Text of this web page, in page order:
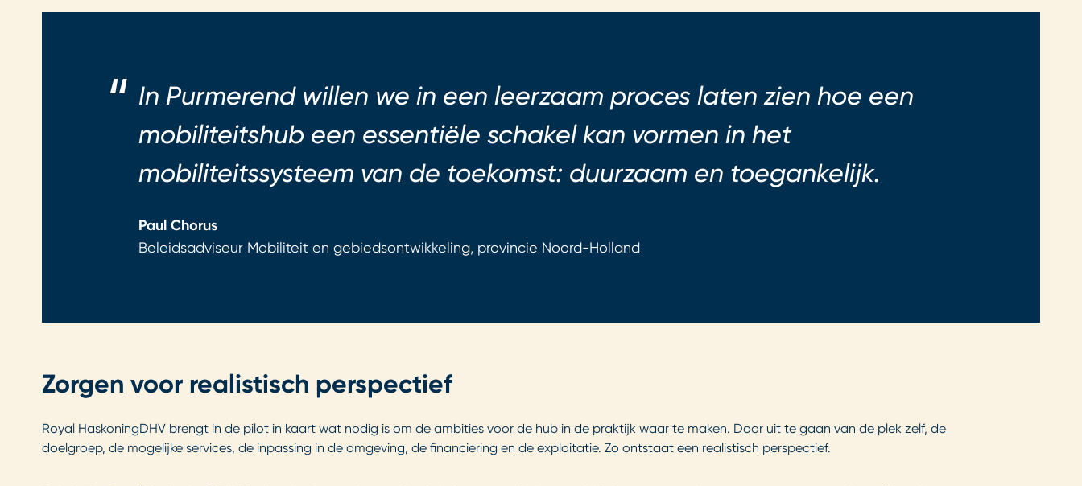
In Purmerend willen we in een leerzaam proces laten zien hoe een
mobiliteitshub een essentiële schakel kan vormen in het
mobiliteitssysteem van de toekomst: duurzaam en toegankelijk.
Paul Chorus
Beleidsadviseur Mobiliteit en gebiedsontwikkeling, provincie Noord-Holland
Zorgen voor realistisch perspectief
Royal HaskoningDHV brengt in de pilot in kaart wat nodig is om de ambities voor de hub in de praktijk waar te maken. Door uit te gaan van de plek zelf, de
doelgroep, de mogelijke services, de inpassing in de omgeving, de financiering en de exploitatie. Zo ontstaat een realistisch perspectief.